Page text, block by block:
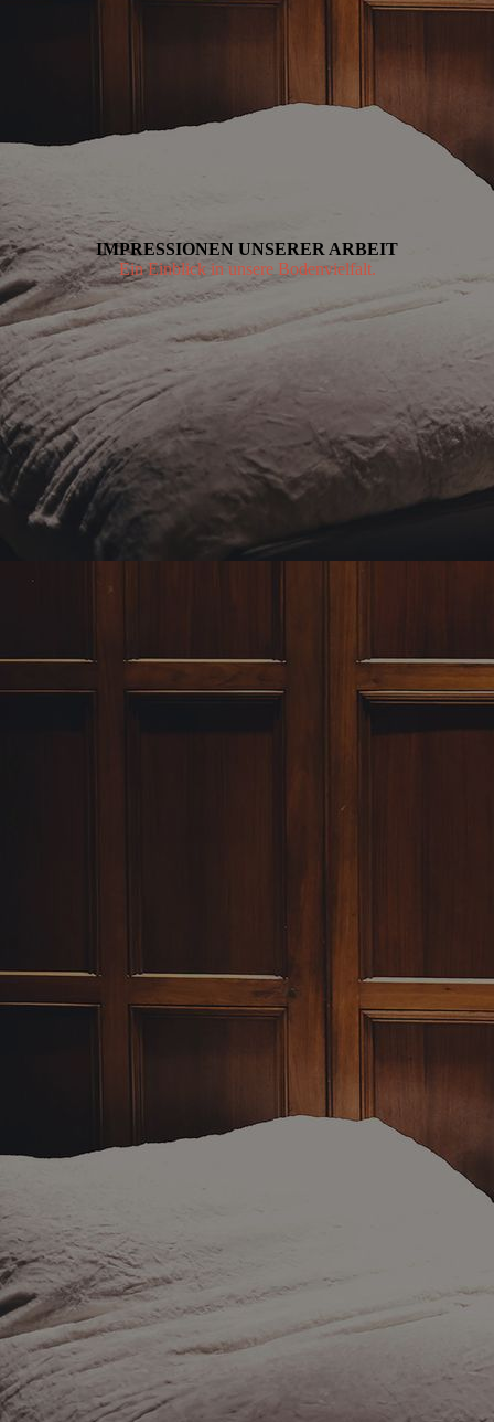
IMPRESSIONEN UNSERER ARBEIT
Ein Einblick in unsere Bodenvielfalt.